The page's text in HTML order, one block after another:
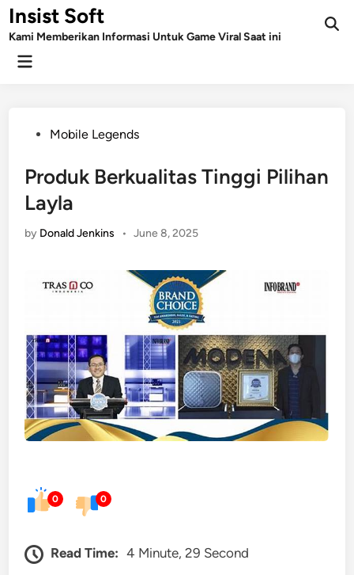
Skip
toInsist Soft
Kami Memberikan Informasi Untuk Game Viral Saat ini
Main
PostedMobile Legends
Produk Berkualitas Tinggi Pilihan
Layla
by Donald Jenkins • June 8, 2025
0 0
Read Time: 4 Minute, 29 Second